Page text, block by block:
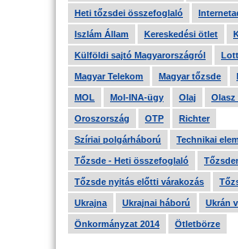
Heti tőzsdei összefoglaló
Iszlám Állam Kereskedési ötlet
Külföldi sajtó Magyarországról
Magyar Telekom Magyar tőzsde
MOL Mol-INA-ügy Olaj Olasz
Oroszország OTP Richter
Szíriai polgárháború Technikai
Tőzsde - Heti összefoglaló
Tőzsde nyitás előtti várakozás
Ukrajna Ukrajnai háború Ukrán
Önkormányzat 2014 Ötletbörze